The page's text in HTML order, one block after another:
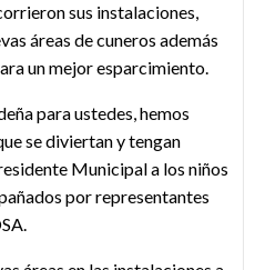
sus instalaciones,
áreas de cuneros además
un mejor esparcimiento.
para ustedes, hemos
se diviertan y tengan
Municipal a los niños
por representantes